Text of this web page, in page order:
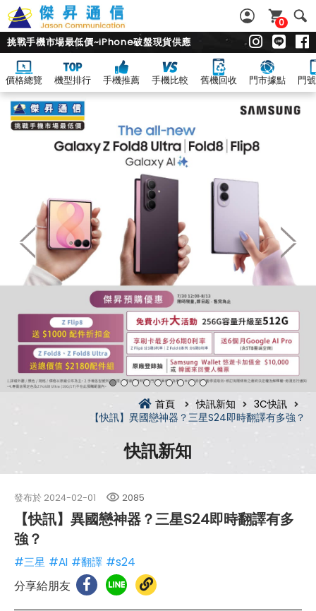
0
挑戰手機市場最低價~iPhone破盤現貨供應
價格總覽 機型排行 手機推薦 手機比較 舊機回收 門市據點 門
首頁 快訊新知
3C快訊
【快訊】異國戀神器？三星S24即時翻譯有多強？
快訊新知
發布於 2024-02-01 2085
【快訊】異國戀神器？三星S24即時翻譯有多
強？
#三星 #AI #翻譯 #s24
分享給朋友